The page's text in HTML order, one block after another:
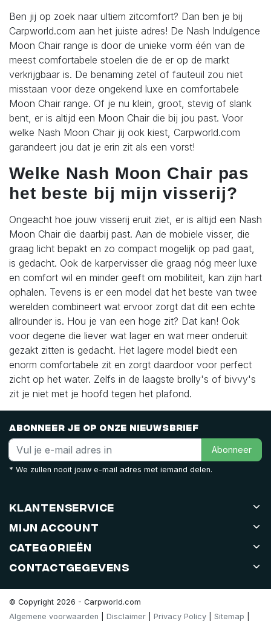
Ben jij op zoek naar ultiem zitcomfort? Dan ben je bij
Carpworld.com aan het juiste adres! De Nash Indulgence
Moon Chair range is door de unieke vorm één van de
meest comfortabele stoelen die de er op de markt
verkrijgbaar is. De benaming zetel of fauteuil zou niet
misstaan voor deze ongekend luxe en comfortabele
Moon Chair range. Of je nu klein, groot, stevig of slank
bent, er is altijd een Moon Chair die bij jou past. Voor
welke Nash Moon Chair jij ook kiest, Carpworld.com
garandeert jou dat je erin zit als een vorst!
Welke Nash Moon Chair pas
het beste bij mijn visserij?
Ongeacht hoe jouw visserij eruit ziet, er is altijd een Nash
Moon Chair die daarbij past. Aan de mobiele visser, die
graag licht bepakt en zo compact mogelijk op pad gaat,
is gedacht. Ook de karpervisser die graag nóg meer luxe
en comfort wil en minder geeft om mobiliteit, kan zijn hart
ophalen. Tevens is er een model dat het beste van twee
werelden combineert wat ervoor zorgt dat dit een echte
allrounder is. Hou je van een hoge zit? Dat kan! Ook
voor degene die liever wat lager en wat meer onderuit
gezakt zitten is gedacht. Het lagere model biedt een
enorm comfortabele zit en zorgt daardoor voor perfect
zicht op het water. Zelfs in de laagste brolly's of bivvy's
zit je niet met je hoofd tegen het plafond.
Abonneer je op onze nieuwsbrief
Abonneer
* We zullen nooit jouw e-mail adres met iemand delen.
Klantenservice
Mijn account
Categorieën
Contactgegevens
© Copyright 2026 - Carpworld.com
Algemene voorwaarden
Disclaimer Privacy Policy Sitemap